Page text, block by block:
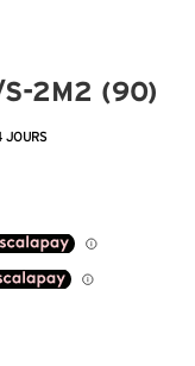
2M2 (9O)
JOURS